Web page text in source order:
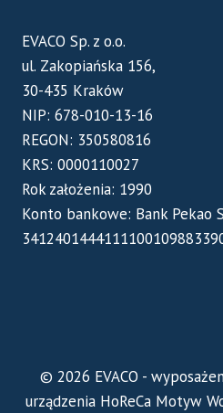
EVACO Sp. z o.o.
ul. Zakopiańska 156,
30-435 Kraków
NIP: 678-010-13-16
REGON: 350580816
KRS: 0000110027
Rok założenia: 1990
Konto bankowe: Bank Pekao
© 2026 EVACO -
urządzenia HoReCa Motyw